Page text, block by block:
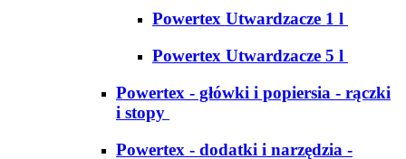
Powertex Utwardzacze 1 l
Powertex Utwardzacze 5 l
Powertex - główki i popiersia - rączki
i stopy
Powertex - dodatki i narzędzia -